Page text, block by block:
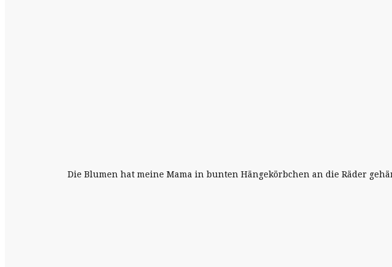
Die Blumen hat meine Mama in bunten Hängekörbchen an die Räder